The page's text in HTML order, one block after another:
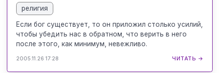
религия
Если бог существует, то он приложил столько усилий,
чтобы убедить нас в обратном, что верить в него
после этого, как минимум, невежливо.
2005.11.26 17:28 ЧИТАТЬ →